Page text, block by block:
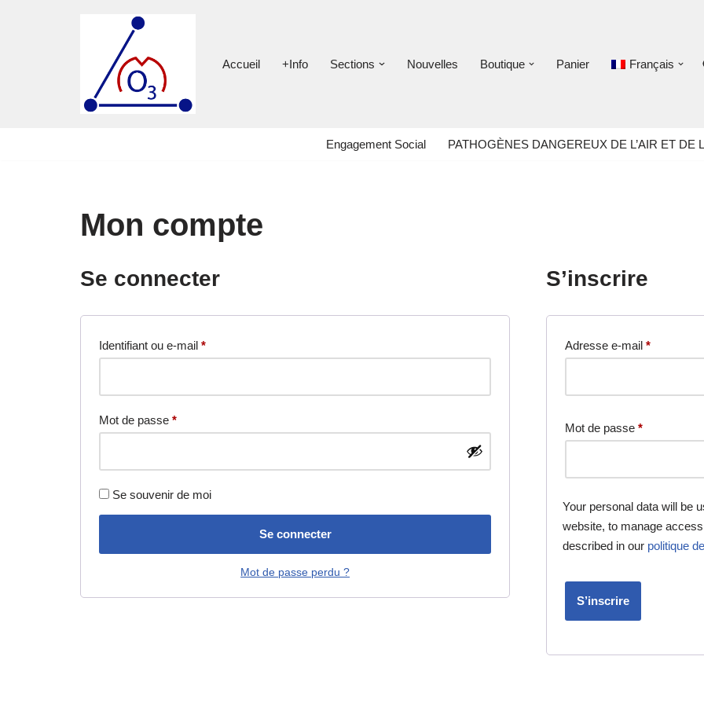
Accueil +Info Sections Nouvelles Boutique Panier Français
Engagement Social PATHOGÈNES DANGEREUX DE L’AIR ET DE
Mon compte
Se connecter
Identifiant ou e-mail *
Mot de passe *
Se souvenir de moi
Se connecter
Mot de passe perdu ?
S’inscrire
Adresse e-mail *
Mot de passe *
Your personal data will be
website, to manage
described in our politique
S’inscrire